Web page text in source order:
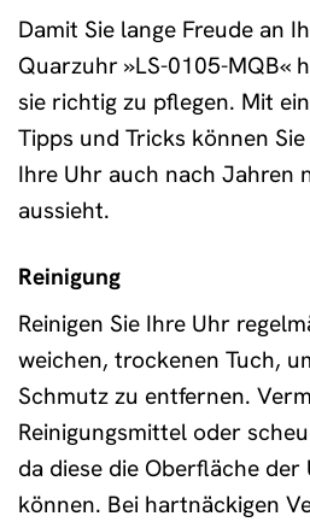
Damit Sie lange Freude an
Quarzuhr »LS-0105-MQB«
sie richtig zu pflegen. Mit
Tipps und Tricks können
Ihre Uhr auch nach Jahren
aussieht.
Reinigung
Reinigen Sie Ihre Uhr
weichen, trockenen Tuch,
Schmutz zu entfernen.
Reinigungsmittel oder
da diese die Oberfläche der
können. Bei hartnäckigen